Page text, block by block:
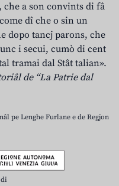
a son convints di fâ
dî che o sin un
dopo tancj parons, che
i secui, cumò di cent
tramai dal Stât talian».
de “La Patrie dal
pe Lenghe Furlane e de Regjon